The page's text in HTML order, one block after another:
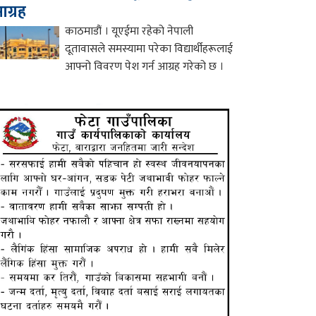
काठमाडौं । यूएईमा रहेको नेपाली
दूतावासले समस्यामा परेका विद्यार्थीहरूलाई
आफ्नो विवरण पेश गर्न आग्रह गरेको छ ।